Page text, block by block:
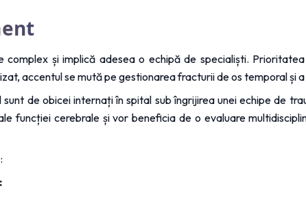
și implică adesea o echipă de specialiști.
accentul se mută pe gestionarea fracturii de os temporal și
de obicei internați în spital sub îngrijirea unei echipe de
funcției cerebrale și vor beneficia de o evaluare